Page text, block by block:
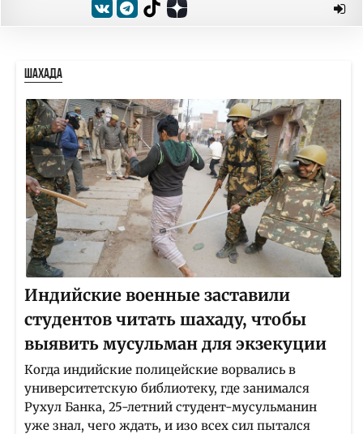
ШАХАДА
Индийские военные заставили
студентов читать шахаду, чтобы
выявить мусульман для экзекуции
Когда индийские полицейские ворвались в
университетскую библиотеку, где занимался
Рухул Банка, 25-летний студент-мусульманин
уже знал, чего ждать, и изо всех сил пытался